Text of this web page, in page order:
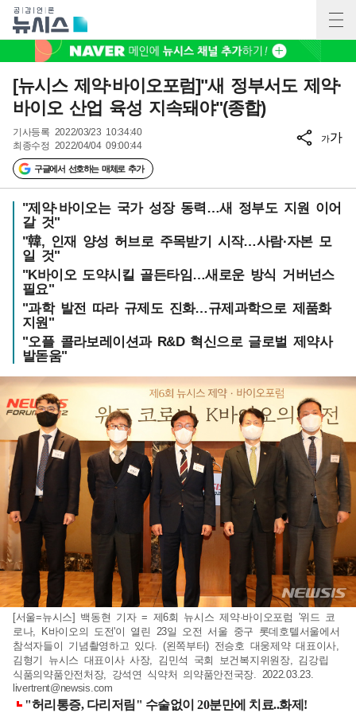
[뉴시스 제약·바이오포럼]"새 정부서도 제약·
바이오 산업 육성 지속돼야"(종합)
기사등록 2022/03/23 10:34:40
최종수정 2022/04/04 09:00:44
구글에서 선호하는 매체로 추가
가가
"제약·바이오는 국가 성장 동력…새 정부도 지원 이어
갈 것"
"韓, 인재 양성 허브로 주목받기 시작…사람·자본 모
일 것"
"K바이오 도약시킬 골든타임…새로운 방식 거버넌스
필요"
"과학 발전 따라 규제도 진화…규제과학으로 제품화
지원"
"오플 콜라보레이션과 R&D 혁신으로 글로벌 제약사
발돋움"
[서울=뉴시스] 백동현 기자 = 제6회 뉴시스 제약·바이오포럼 '위드 코
로나, K바이오의 도전'이 열린 23일 오전 서울 중구 롯데호텔서울에서
참석자들이 기념촬영하고 있다. (왼쪽부터) 전승호 대웅제약 대표이사,
김형기 뉴시스 대표이사 사장, 김민석 국회 보건복지위원장, 김강립
식품의약품안전처장, 강석연 식약처 의약품안전국장. 2022.03.23.
livertrent@newsis.com